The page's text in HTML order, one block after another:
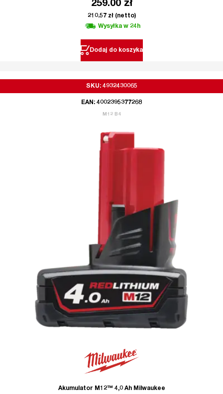
259.00 zł
210.57 zł(netto)
Wysyłka w 24h
Dodaj do koszyka
SKU: 4932430065
EAN: 4002395377268
M12 B4
Akumulator M12™ 4,0 Ah Milwaukee